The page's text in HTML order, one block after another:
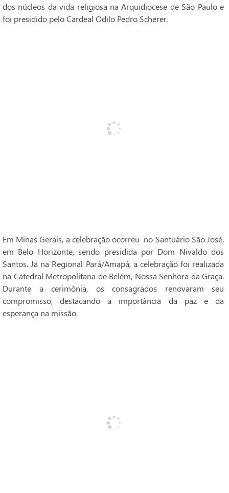
dos núcleos da vida religiosa na Arquidiocese de São Paulo e
foi presidido pelo Cardeal Odilo Pedro Scherer.
Em Minas Gerais, a celebração ocorreu no Santuário São José,
em Belo Horizonte, sendo presidida por Dom Nivaldo dos
Santos. Já na Regional Pará/Amapá, a celebração foi realizada
na Catedral Metropolitana de Belém, Nossa Senhora da Graça.
Durante a cerimônia, os consagrados renovaram seu
compromisso, destacando a importância da paz e da
esperança na missão.